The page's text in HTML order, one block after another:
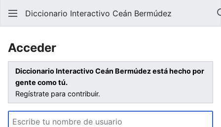
Diccionario Interactivo Ceán Bermúdez
Acceder
Diccionario Interactivo Ceán Bermúdez está hecho por
gente como tú.
Regístrate para contribuir.